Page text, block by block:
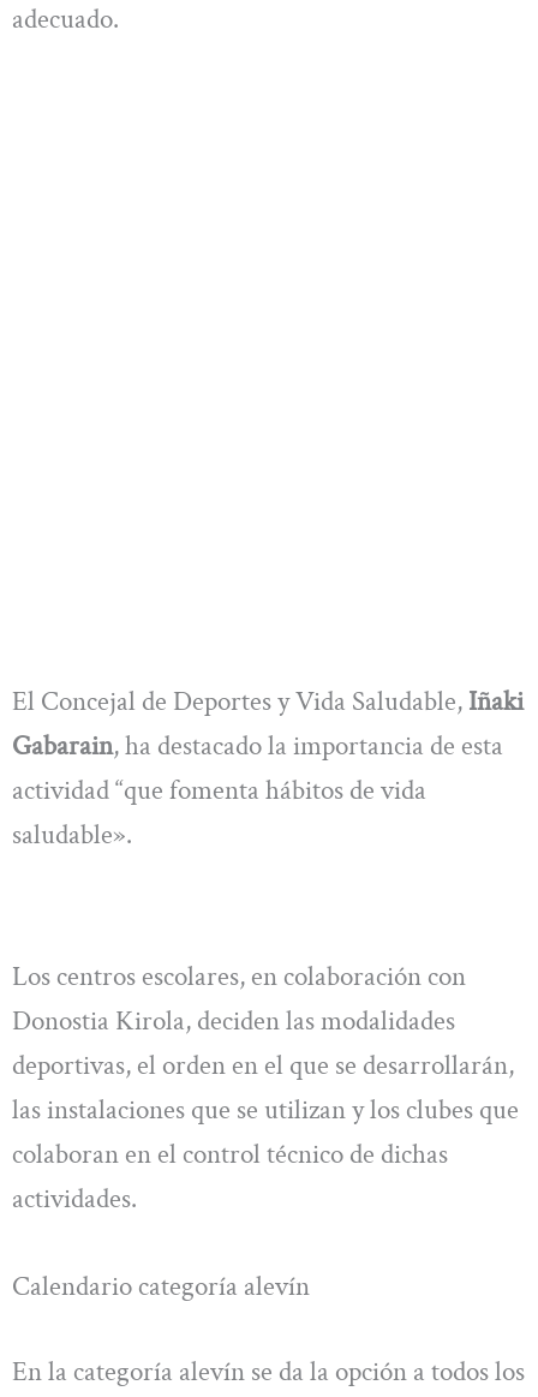
adecuado.
El Concejal de Deportes y Vida Saludable, Iñaki
Gabarain, ha destacado la importancia de esta
actividad “que fomenta hábitos de vida
saludable».
Los centros escolares, en colaboración con
Donostia Kirola, deciden las modalidades
deportivas, el orden en el que se desarrollarán,
las instalaciones que se utilizan y los clubes que
colaboran en el control técnico de dichas
actividades.
Calendario categoría alevín
En la categoría alevín se da la opción a todos los